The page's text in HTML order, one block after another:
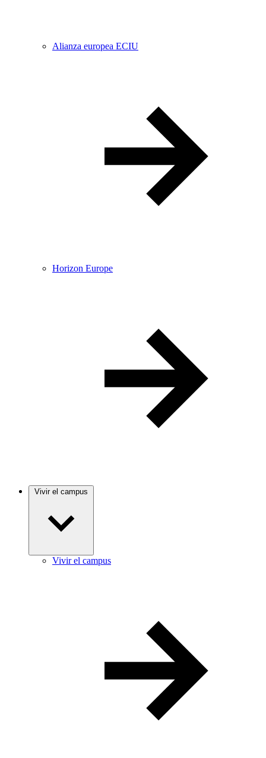
Alianza europea ECIU
Horizon Europe
Vivir el campus
Vivir el campus